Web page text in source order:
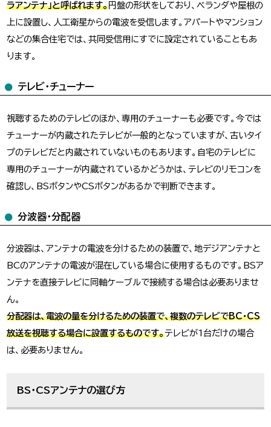
ラアンテナ」と呼ばれます。円盤の形状をしており、ベランダや屋根の
上に設置し、人工衛星からの電波を受信します。アパートやマンション
などの集合住宅では、共同受信用にすでに設定されていることもあ
ります。
テレビ・チューナー
視聴するためのテレビのほか、専用のチューナーも必要です。今では
チューナーが内蔵されたテレビが一般的となっていますが、古いタイ
プのテレビだと内蔵されていないものもあります。自宅のテレビに
専用のチューナーが内蔵されているかどうかは、テレビのリモコンを
確認し、BSボタンやCSボタンがあるかで判断できます。
分波器・分配器
分波器は、アンテナの電波を分けるための装置で、地デジアンテナと
BCのアンテナの電波が混在している場合に使用するものです。BSア
ンテナを直接テレビに同軸ケーブルで接続する場合は必要ありませ
ん。
分配器は、電波の量を分けるための装置で、複数のテレビでBC・CS
放送を視聴する場合に設置するものです。テレビが1台だけの場合
は、必要ありません。
BS・CSアンテナの選び方